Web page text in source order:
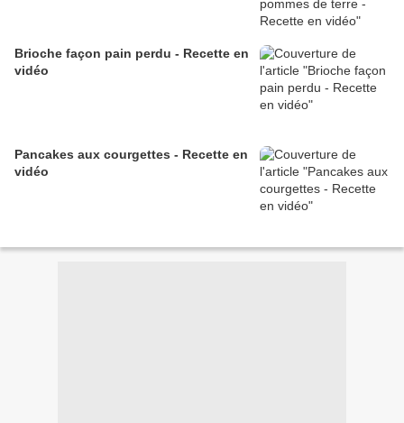
Brioche façon pain perdu - Recette en
vidéo
Pancakes aux courgettes - Recette en
vidéo